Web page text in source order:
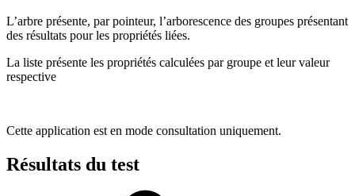
L’arbre présente, par pointeur, l’arborescence des groupes présentant
des résultats pour les propriétés liées.
La liste présente les propriétés calculées par groupe et leur valeur
respective
Cette application est en mode consultation uniquement.
Résultats du test